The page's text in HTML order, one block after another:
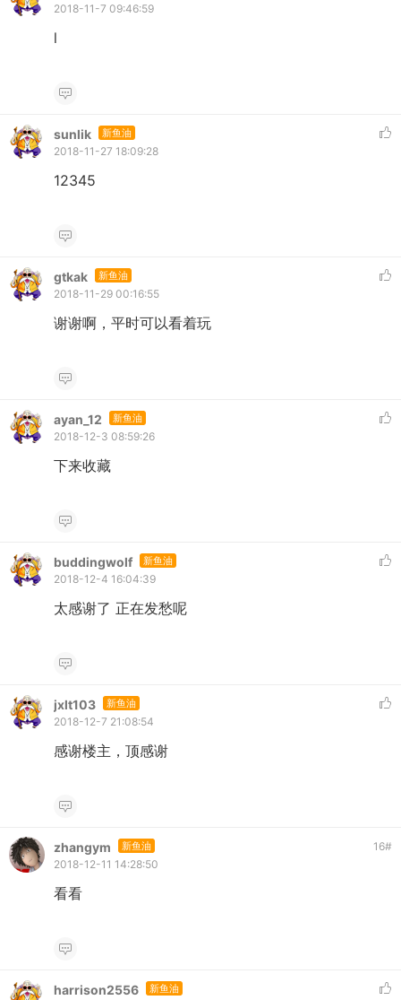
2018-11-7 09:46:59
l
sunlik 新鱼油
2018-11-27 18:09:28
12345
gtkak 新鱼油
2018-11-29 00:16:55
谢谢啊，平时可以看着玩
ayan_12 新鱼油
2018-12-3 08:59:26
下来收藏
buddingwolf 新鱼油
2018-12-4 16:04:39
太感谢了 正在发愁呢
jxlt103 新鱼油
2018-12-7 21:08:54
感谢楼主，顶感谢
zhangym 新鱼油 16#
2018-12-11 14:28:50
看看
harrison2556 新鱼油